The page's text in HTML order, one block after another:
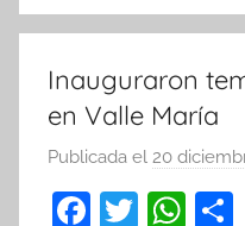
k
Inauguraron
en Valle María
Publicada el 20
F
T
W